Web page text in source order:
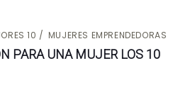
10 MUJERES EMPRENDEDORAS
PARA UNA MUJER LOS 10